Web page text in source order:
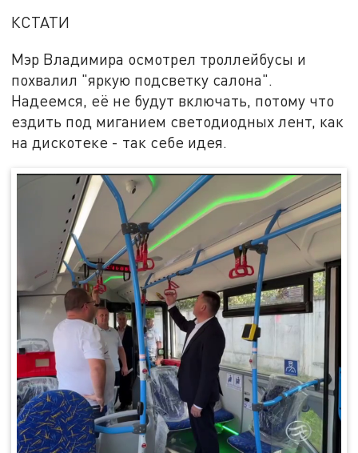
КСТАТИ
Мэр Владимира осмотрел троллейбусы и
похвалил "яркую подсветку салона".
Надеемся, её не будут включать, потому что
ездить под миганием светодиодных лент, как
на дискотеке - так себе идея.